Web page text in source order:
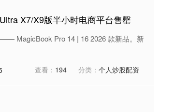
X7/X9版半小时电商平台售罄
MagicBook Pro 14 | 16 2026 款新品。新
查看： 194 分类： 个人炒股配资